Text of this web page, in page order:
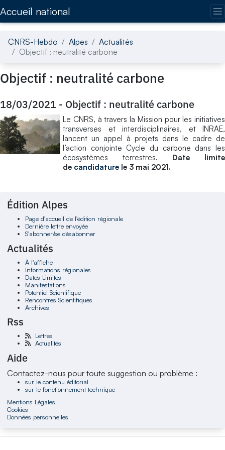
Accueil national
CNRS-Hebdo Alpes
Actualités
Objectif : neutralité carbone
Objectif : neutralité carbone
18/03/2021 - Objectif : neutralité carbone
Le CNRS, à travers la Mission pour les initiatives
transverses et interdisciplinaires, et INRAE,
lancent un appel à projets dans le cadre de
l’action conjointe Cycle du carbone dans les
écosystèmes terrestres. Date limite
de candidature le 3 mai 2021.
Édition Alpes
Page d'accueil de l'édition régionale
Dernière lettre envoyée
S'abonner/se désabonner
Actualités
À l'affiche
Informations régionales
Dates Limites
Manifestations
Potentiel Scientifique
Rencontres Scientifiques
Archives
Rss
Lettres
Actualités
Aide
Contactez-nous pour toute suggestion ou problème :
sur le contenu éditorial
sur le fonctionnement technique
Mentions Légales
Cookies
Données personnelles